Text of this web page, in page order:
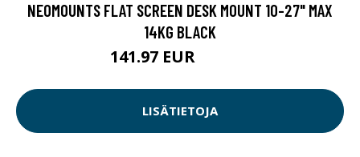
NEOMOUNTS FLAT SCREEN DESK MOUNT 10-27" MAX
14KG BLACK
141.97 EUR
LISÄTIETOJA